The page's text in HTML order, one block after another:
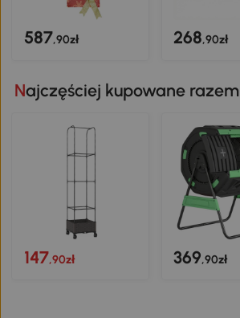
587,90zł 268,90zł
Najczęściej kupowane razem
147,90zł 369,90zł